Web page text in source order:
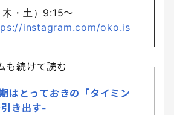
・土）9:15〜
instagram.com/oko.is
も続けて読む
はとっておきの「タイミン
き出す-